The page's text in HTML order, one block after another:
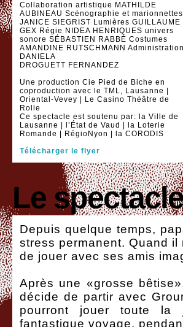
Collaboration artistique MATHILDE
AUBINEAU Scénographie et marionnettes
JANICE SIEGRIST Lumières GUILLAUME
GEX Régie NIDEA HENRIQUES univers
sonore SÉBASTIEN RABBÉ Costumes
AMANDINE RUTSCHMANN Administration
DANIELA
DROGUETT FERNANDEZ
Une production Cie Pied de Biche en
coproduction avec le TML, Lausanne |
Oriental-Vevey | Le Casino Théâtre de
Rolle
Ce spectacle est soutenu par: la Ville de
Lausanne | l’État de Vaud | la Loterie
Romande | RégioNyon | la CORODIS
Télécharger le flyer
Le spectacle
Depuis quelque temps,
stress permanent. Quand
de jouer avec ses amis
Après une «grosse
décide de partir avec
pourront jouer toute la
fantastique voyage,